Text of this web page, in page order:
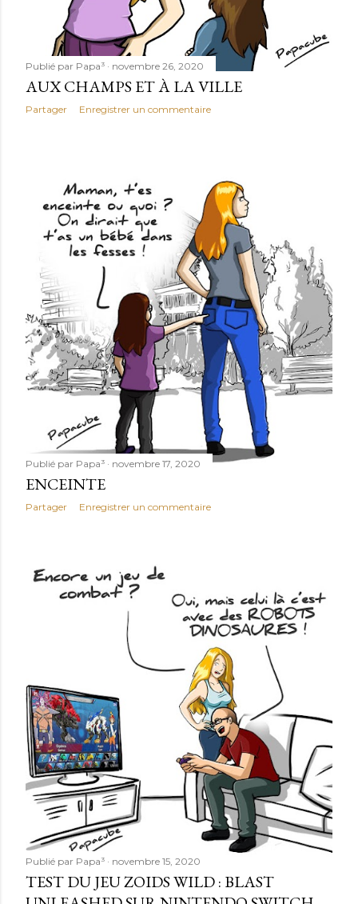
Publié par Papa³ novembre 26, 2020
AUX CHAMPS ET À LA VILLE
Partager Enregistrer un commentaire
Publié par Papa³ novembre 17, 2020
ENCEINTE
Partager Enregistrer un commentaire
Publié par Papa³ novembre 15, 2020
TEST DU JEU ZOIDS WILD : BLAST